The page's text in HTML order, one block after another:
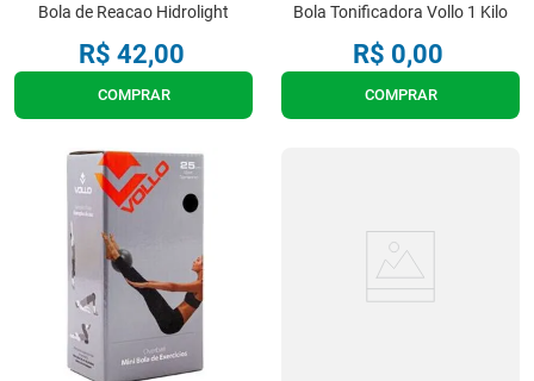
Bola de Reacao Hidrolight
R$ 42,00
COMPRAR
Bola Tonificadora Vollo 1 Kilo
R$ 0,00
COMPRAR